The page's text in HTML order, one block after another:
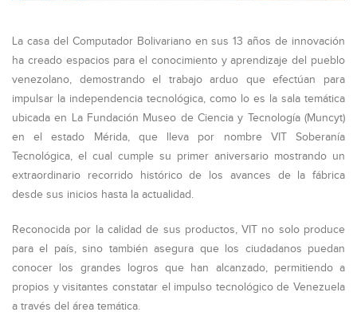
La casa del Computador Bolivariano en sus 13 años de innovación
ha creado espacios para el conocimiento y aprendizaje del pueblo
venezolano, demostrando el trabajo arduo que efectúan para
impulsar la independencia tecnológica, como lo es la sala temática
ubicada en La Fundación Museo de Ciencia y Tecnología (Muncyt)
en el estado Mérida, que lleva por nombre VIT Soberanía
Tecnológica, el cual cumple su primer aniversario mostrando un
extraordinario recorrido histórico de los avances de la fábrica
desde sus inicios hasta la actualidad.
Reconocida por la calidad de sus productos, VIT no solo produce
para el país, sino también asegura que los ciudadanos puedan
conocer los grandes logros que han alcanzado, permitiendo a
propios y visitantes constatar el impulso tecnológico de Venezuela
a través del área temática.